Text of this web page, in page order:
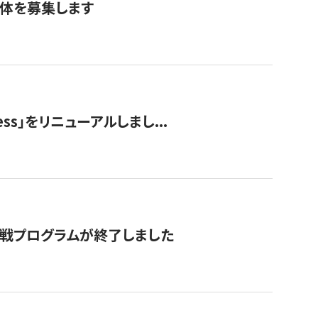
を募集します
」をリニューアルしまし...
プログラムが終了しました